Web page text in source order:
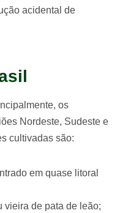
acidental de
os
Nordeste, Sudeste e
cultivadas são:
em quase litoral
vieira de pata de leão;